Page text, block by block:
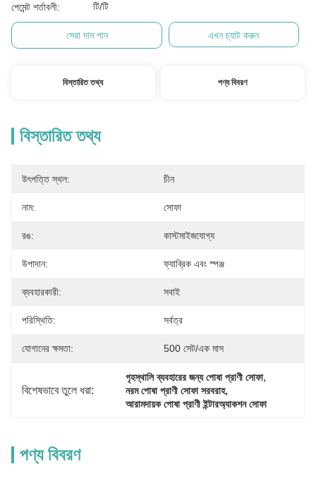
পেমেন্ট শর্তাবলী: টি/টি
সেরা দাম পান এখন চ্যাট করুন
বিস্তারিত তথ্য পণ্য বিবরণ
বিস্তারিত তথ্য
উৎপত্তি স্থল: চীন
নাম: সোফা
রঙ: কাস্টমাইজযোগ্য
উপাদান: ফ্যাব্রিক এবং স্পঞ্জ
ব্যবহারকারী: সবাই
পরিস্থিতি: সর্বত্র
যোগানের ক্ষমতা: 500 সেট/এক মাস
বিশেষভাবে তুলে ধরা:
গৃহস্থালি ব্যবহারের জন্য পোষা প্রাণী সোফা,
নরম পোষা প্রাণী সোফা সরবরাহ,
আরামদায়ক পোষা প্রাণী ইন্টারঅ্যাকশন সোফা
পণ্য বিবরণ